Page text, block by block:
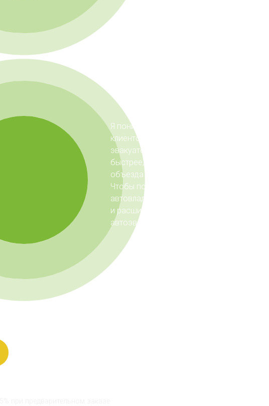
Я понимаю, как дорого время для наших
клиентов, поэтому делаю все, чтобы мой
эвакуатор прибывал на вызовы как
быстрее, заранее планирую маршрут для
объезда пробок и заторов.
Чтобы помогать еще большему
автовладельцев, мы постоянно
и расширяем автопарк, приобретаем
автоэвакуаторы и оборудование.